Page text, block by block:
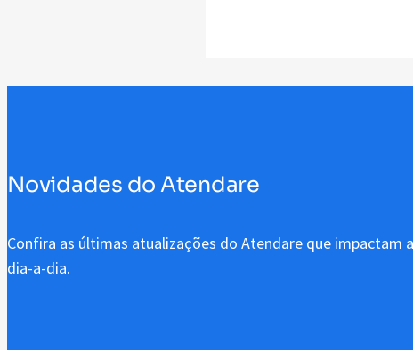
Novidades do Atendare
Confira as últimas atualizações do Atendare que
dia-a-dia.